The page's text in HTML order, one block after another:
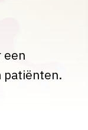
een
patiënten.